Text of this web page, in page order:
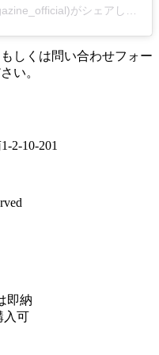
しくは問い合わせフォー
い。
2-10-201
即納
入可